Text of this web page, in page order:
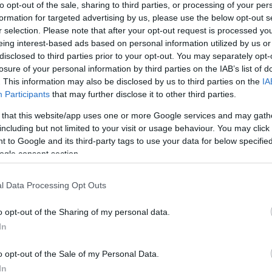
opt-out of the sale, sharing to third parties, or processing of your
for targeted advertising by us, please use the below opt-out
selection. Please note that after your opt-out request is processed
interest-based ads based on personal information utilized by us
to third parties prior to your opt-out. You may separately
of your personal information by third parties on the IAB’s list of
This information may also be disclosed by us to third parties on the
Participants that may further disclose it to other third parties.
that this website/app uses one or more Google services and may
but not limited to your visit or usage behaviour. You may
to Google and its third-party tags to use your data for below
consent section.
Data Processing Opt Outs
opt-out of the Sharing of my personal data.
opt-out of the Sale of my Personal Data.
του Σ.Ε.Π., όπως επίσης συνέχιζε χωρίς την άδεια του
Στολής, τα οποία ομοίως έφεραν τα κατοχυρωμένα
γνωστό, σύμφωνα με τη διάταξη του άρθρου 1 του Ν.
τα εμβλήματα, τα μετάλλια, τα σήματα και εν γένει
Ελλήνων Προσκόπων, ως ταύτα αναλυτικώτερον
ιδιοκτησίαν του Σώματος Ελλήνων Προσκόπων
της παρ’ ετέρων χρήσεως, απομιμήσεως ή
2012, με την καταχώριση σήματος στο μητρώο
Βιομηχανικής Ιδιοκτησίας (ΟΒΙ) παρέχεται στον
δικαίωμα αποκλειστικής χρήσης του σήματος στα
προορίζεται το σήμα, το δε Σ.Ε.Π. ήδη από το έτος 2013
όλων των τρεχόντων σημάτων που χρησιμοποιεί για τη
απόφασης του Διοικητικού Συμβουλίου και σε
του 2019 αγωγή κατά του κ. Αλέξανδρου Κωνσταντόγλου,
καταστήματος με την επωνυμία «Εκδρομεύς» ενώπιον
ο τελευταίος οριστικά να χρησιμοποιεί, προμηθεύεται,